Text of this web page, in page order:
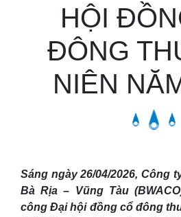
HỘI
ĐÔNG
NIÊN
Sáng ngày 26/04/2026, Công
Bà Rịa – Vũng Tàu
công Đại hội đồng cổ đông